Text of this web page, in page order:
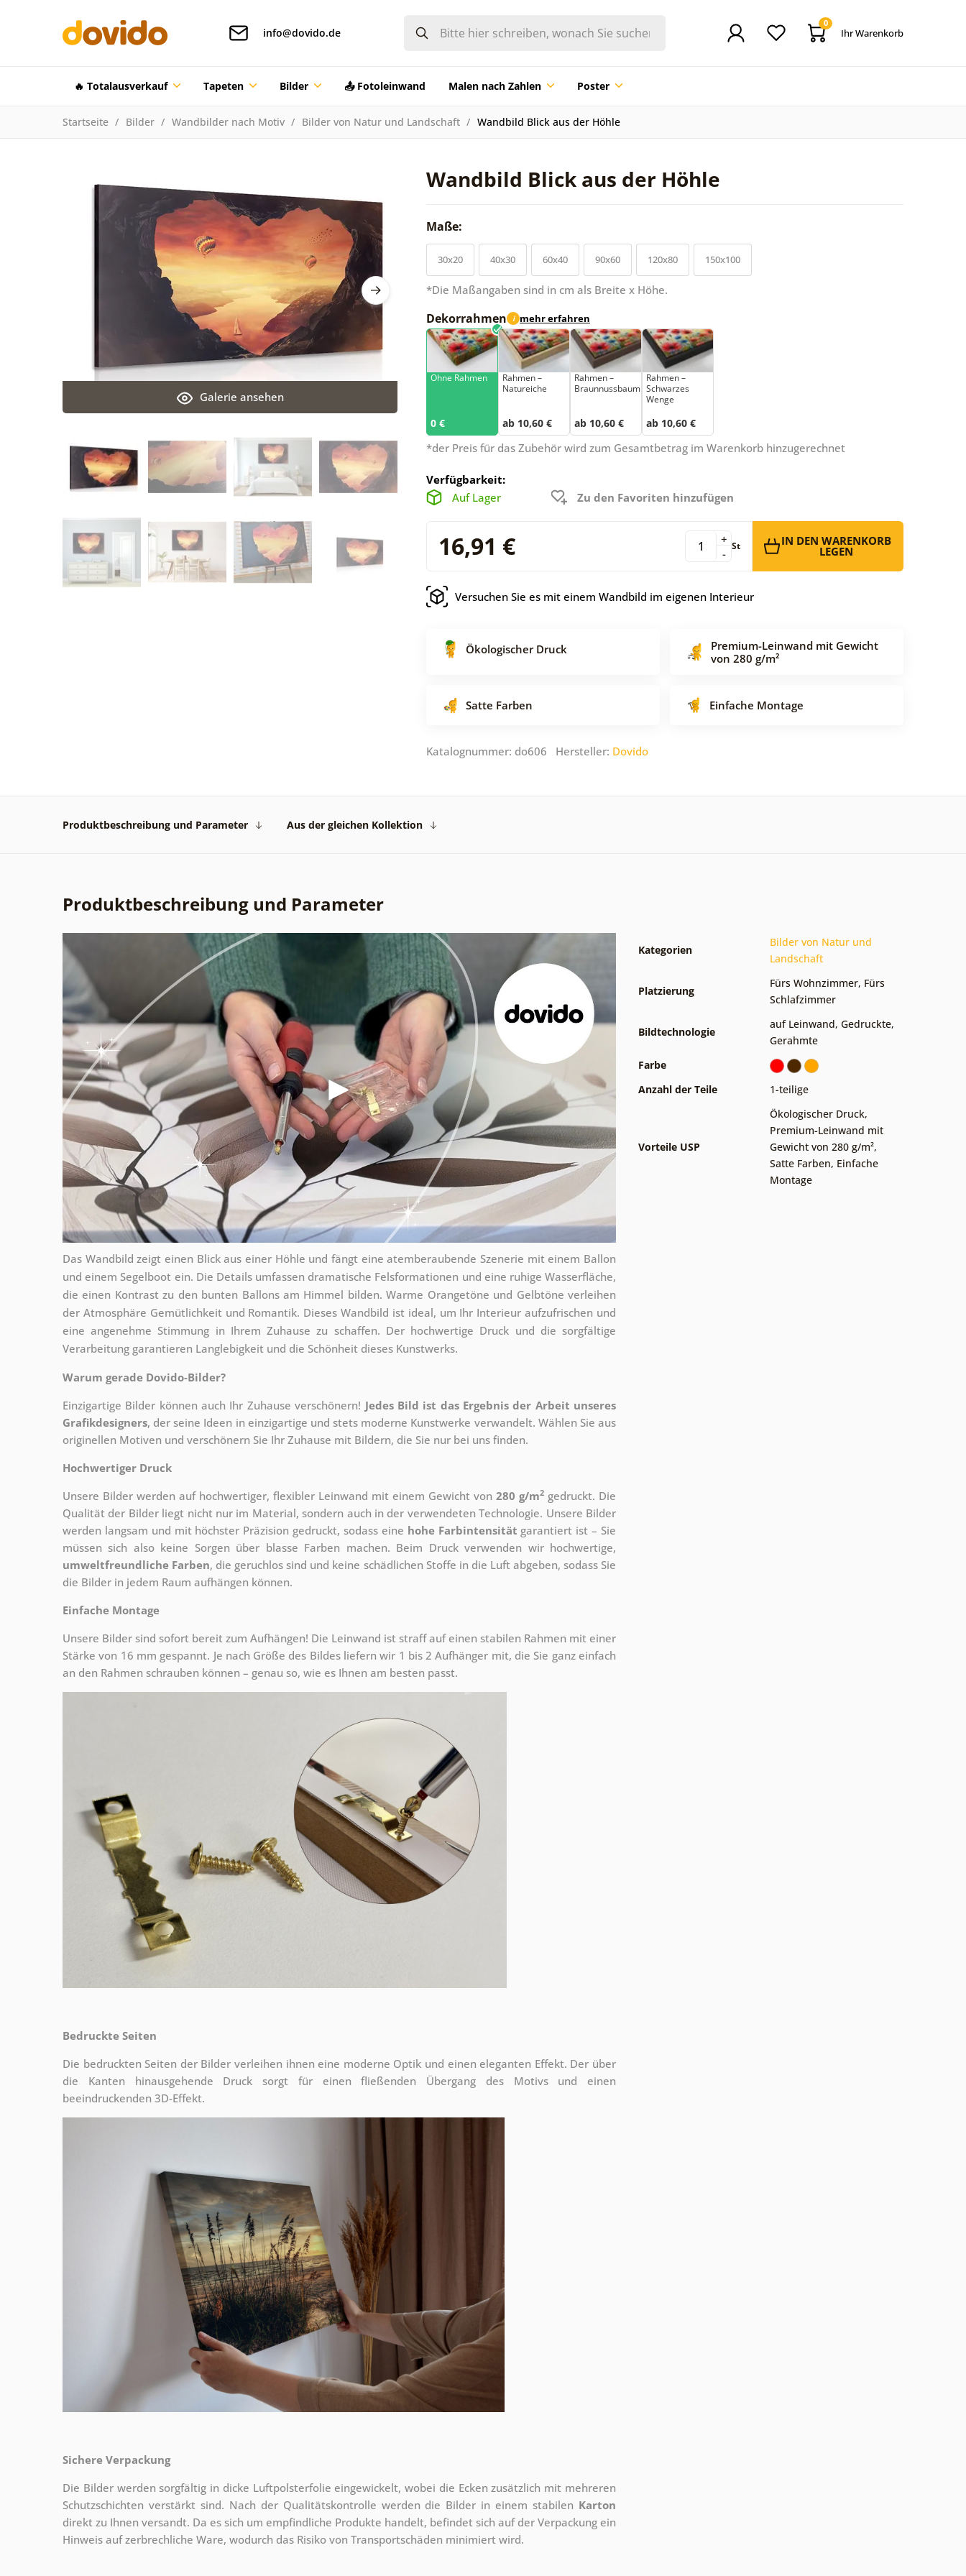
info@dovido.de
0
Ihr Warenkorb
🔥 Totalausverkauf Tapeten Bilder 📤 Fotoleinwand Malen nach Zahlen Poster
Startseite Bilder Wandbilder nach Motiv Bilder von Natur und Landschaft Wandbild Blick aus der Höhle
Wandbild Blick aus der Höhle
Galerie ansehen
Maße:
30x20 40x30 60x40 90x60 120x80 150x100
*Die Maßangaben sind in cm als Breite x Höhe.
Dekorrahmen i mehr erfahren
Ohne Rahmen
0 €
Rahmen –
Natureiche
ab 10,60 €
Rahmen –
Braunnussbaum
ab 10,60 €
Rahmen –
Schwarzes
Wenge
ab 10,60 €
*der Preis für das Zubehör wird zum Gesamtbetrag im Warenkorb hinzugerechnet
Verfügbarkeit:
Auf Lager
Zu den Favoriten hinzufügen
16,91 € -
+ St IN DEN WARENKORB
LEGEN
Versuchen Sie es mit einem Wandbild im eigenen Interieur
Ökologischer Druck
Premium-Leinwand mit Gewicht
von 280 g/m²
Satte Farben Einfache Montage
Katalognummer: do606 Hersteller: Dovido
Produktbeschreibung und Parameter Aus der gleichen Kollektion
Produktbeschreibung und Parameter
Das Wandbild zeigt einen Blick aus einer Höhle und fängt eine atemberaubende Szenerie mit einem Ballon
und einem Segelboot ein. Die Details umfassen dramatische Felsformationen und eine ruhige Wasserfläche,
die einen Kontrast zu den bunten Ballons am Himmel bilden. Warme Orangetöne und Gelbtöne verleihen
der Atmosphäre Gemütlichkeit und Romantik. Dieses Wandbild ist ideal, um Ihr Interieur aufzufrischen und
eine angenehme Stimmung in Ihrem Zuhause zu schaffen. Der hochwertige Druck und die sorgfältige
Verarbeitung garantieren Langlebigkeit und die Schönheit dieses Kunstwerks.
Warum gerade Dovido-Bilder?
Einzigartige Bilder können auch Ihr Zuhause verschönern! Jedes Bild ist das Ergebnis der Arbeit unseres
Grafikdesigners, der seine Ideen in einzigartige und stets moderne Kunstwerke verwandelt. Wählen Sie aus
originellen Motiven und verschönern Sie Ihr Zuhause mit Bildern, die Sie nur bei uns finden.
Hochwertiger Druck
Unsere Bilder werden auf hochwertiger, flexibler Leinwand mit einem Gewicht von 280 g/m2 gedruckt. Die
Qualität der Bilder liegt nicht nur im Material, sondern auch in der verwendeten Technologie. Unsere Bilder
werden langsam und mit höchster Präzision gedruckt, sodass eine hohe Farbintensität garantiert ist – Sie
müssen sich also keine Sorgen über blasse Farben machen. Beim Druck verwenden wir hochwertige,
umweltfreundliche Farben, die geruchlos sind und keine schädlichen Stoffe in die Luft abgeben, sodass Sie
die Bilder in jedem Raum aufhängen können.
Einfache Montage
Unsere Bilder sind sofort bereit zum Aufhängen! Die Leinwand ist straff auf einen stabilen Rahmen mit einer
Stärke von 16 mm gespannt. Je nach Größe des Bildes liefern wir 1 bis 2 Aufhänger mit, die Sie ganz einfach
an den Rahmen schrauben können – genau so, wie es Ihnen am besten passt.
Bedruckte Seiten
Die bedruckten Seiten der Bilder verleihen ihnen eine moderne Optik und einen eleganten Effekt. Der über
die Kanten hinausgehende Druck sorgt für einen fließenden Übergang des Motivs und einen
beeindruckenden 3D-Effekt.
Sichere Verpackung
Die Bilder werden sorgfältig in dicke Luftpolsterfolie eingewickelt, wobei die Ecken zusätzlich mit mehreren
Schutzschichten verstärkt sind. Nach der Qualitätskontrolle werden die Bilder in einem stabilen Karton
direkt zu Ihnen versandt. Da es sich um empfindliche Produkte handelt, befindet sich auf der Verpackung ein
Hinweis auf zerbrechliche Ware, wodurch das Risiko von Transportschäden minimiert wird.
Kategorien
Bilder von Natur und
Landschaft
Platzierung
Fürs Wohnzimmer, Fürs
Schlafzimmer
Bildtechnologie
auf Leinwand, Gedruckte,
Gerahmte
Farbe
Anzahl der Teile
1-teilige
Vorteile USP
Ökologischer Druck,
Premium-Leinwand mit
Gewicht von 280 g/m²,
Satte Farben, Einfache
Montage